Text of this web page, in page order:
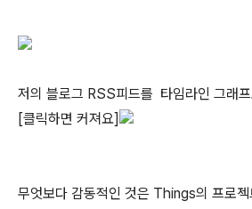
저의 블로그 RSS피드를 타임라인 그래
[클릭하면 커져요]
무엇보다 감동적인 것은 Things의 프로